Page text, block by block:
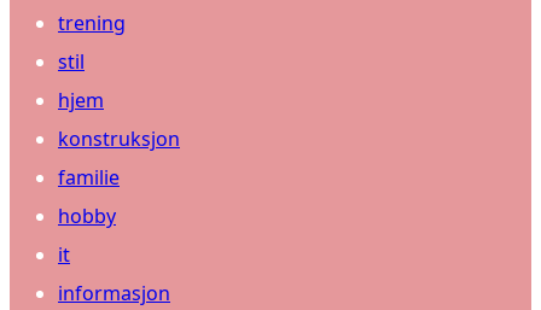
trening
stil
hjem
konstruksjon
familie
hobby
it
informasjon